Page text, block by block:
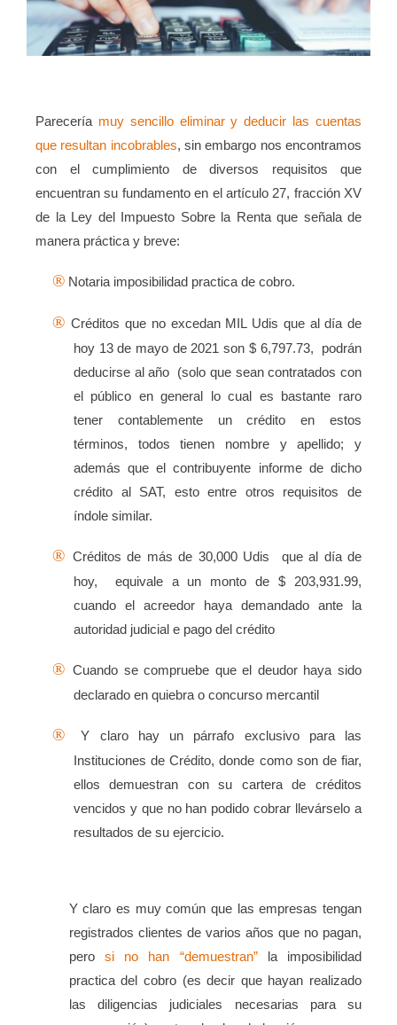
Parecería muy sencillo eliminar y deducir las cuentas
que resultan incobrables, sin embargo nos encontramos
con el cumplimiento de diversos requisitos que
encuentran su fundamento en el artículo 27, fracción XV
de la Ley del Impuesto Sobre la Renta que señala de
manera práctica y breve:
® Notaria imposibilidad practica de cobro.
® Créditos que no excedan MIL Udis que al día de
hoy 13 de mayo de 2021 son $ 6,797.73,
podrán
deducirse al año
(solo que sean contratados con
el público en general lo cual es bastante raro
tener contablemente un crédito en estos
términos, todos tienen nombre y apellido; y
además que el contribuyente informe de dicho
crédito al SAT, esto entre otros requisitos de
índole similar.
® Créditos de más de 30,000 Udis
que al día de
hoy,
equivale a un monto de $ 203,931.99,
cuando el acreedor haya demandado ante la
autoridad judicial e pago del crédito
® Cuando se compruebe que el deudor haya sido
declarado en quiebra o concurso mercantil
®
Y claro hay un párrafo exclusivo para las
Instituciones de Crédito, donde como son de fiar,
ellos demuestran con su cartera de créditos
vencidos y que no han podido cobrar llevárselo a
resultados de su ejercicio.
Y claro es muy común que las empresas tengan
registrados clientes de varios años que no pagan,
pero si no han “demuestran”
la imposibilidad
practica del cobro (es decir que hayan realizado
las diligencias judiciales necesarias para su